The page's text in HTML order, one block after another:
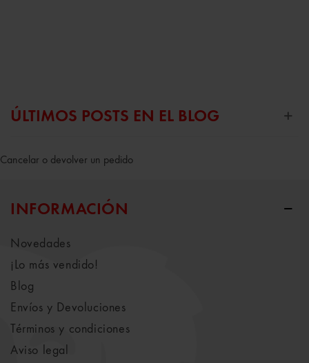
ÚLTIMOS POSTS EN EL BLOG
Cancelar o devolver un pedido
INFORMACIÓN
Novedades
¡Lo más vendido!
Blog
Envíos y Devoluciones
Términos y condiciones
Aviso legal